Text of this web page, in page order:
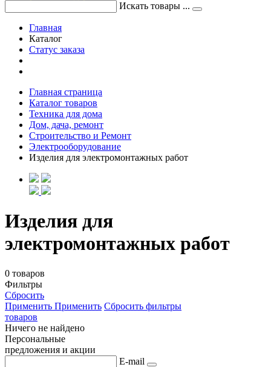
Искать товары ...
Главная
Каталог
Статус заказа
Главная страница
Каталог товаров
Техника для дома
Дом, дача, ремонт
Строительство и Ремонт
Электрооборудование
Изделия для электромонтажных работ
Изделия для
электромонтажных работ
0 товаров
Фильтры
Сбросить
Применить Применить Сбросить фильтры
товаров
Ничего не найдено
Персональные
предложения и акции
E-mail